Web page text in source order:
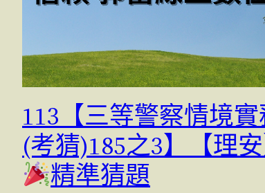
113【三等警察情境
(考猜)185之3】【理安
精準猜題